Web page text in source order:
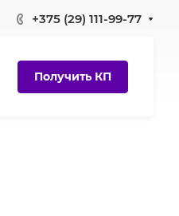
+375 (29) 111-99-77
Получить КП